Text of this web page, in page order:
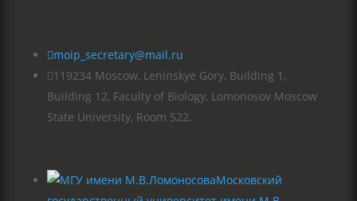
moip_secretary@mail.ru
119234 Moscow, Leninskye Gory, Building 1,
Building 12, Faculty of Biology, Lomonosov Moscow
State University, Room 522.
Московский